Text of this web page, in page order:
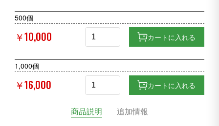
500個
￥10,000 カートに入れる
1,000個
￥16,000 カートに入れる
商品説明
追加情報